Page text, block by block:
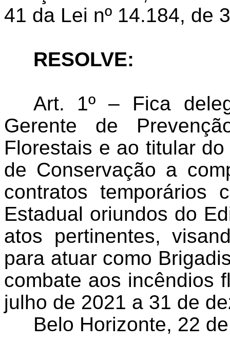
41 da Lei nº 14.184, de
RESOLVE:
Art. 1º – Fica
Gerente de
Florestais e ao titular
de Conservação a
contratos temporários
Estadual oriundos do
atos pertinentes,
para atuar como
combate aos incêndios
julho de 2021 a 31 de
Belo Horizonte, 22